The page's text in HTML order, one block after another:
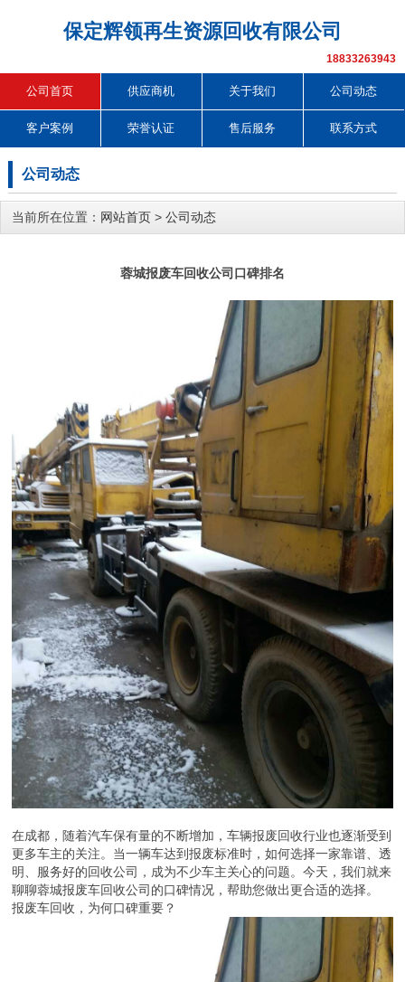
保定辉领再生资源回收有限公司
18833263943
公司首页 供应商机 关于我们 公司动态
客户案例 荣誉认证 售后服务 联系方式
公司动态
当前所在位置： 网站首页 > 公司动态
蓉城报废车回收公司口碑排名
在成都，随着汽车保有量的不断增加，车辆报废回收行业也逐渐受到
更多车主的关注。当一辆车达到报废标准时，如何选择一家靠谱、透
明、服务好的回收公司，成为不少车主关心的问题。今天，我们就来
聊聊蓉城报废车回收公司的口碑情况，帮助您做出更合适的选择。
报废车回收，为何口碑重要？